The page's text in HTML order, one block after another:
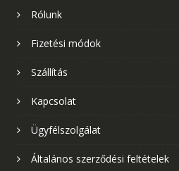
Rólunk
Fizetési módok
Szállítás
Kapcsolat
Ügyfélszolgálat
Általános szerződési feltételek